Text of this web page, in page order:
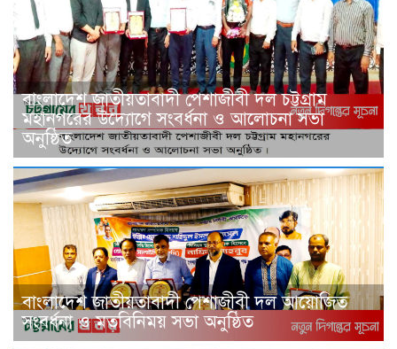
বাংলাদেশ জাতীয়তাবাদী পেশাজীবী দল চট্টগ্রাম
মহানগরের উদ্যোগে সংবর্ধনা ও আলোচনা সভা
অনুষ্ঠিত
বাংলাদেশ জাতীয়তাবাদী পেশাজীবী দল আয়োজিত
সংবর্ধনা ও মতবিনিময় সভা অনুষ্ঠিত